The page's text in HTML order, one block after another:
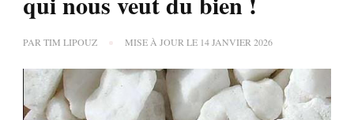
PAR TIM LIPOUZ MISE À JOUR LE 14 JANVIER 2026